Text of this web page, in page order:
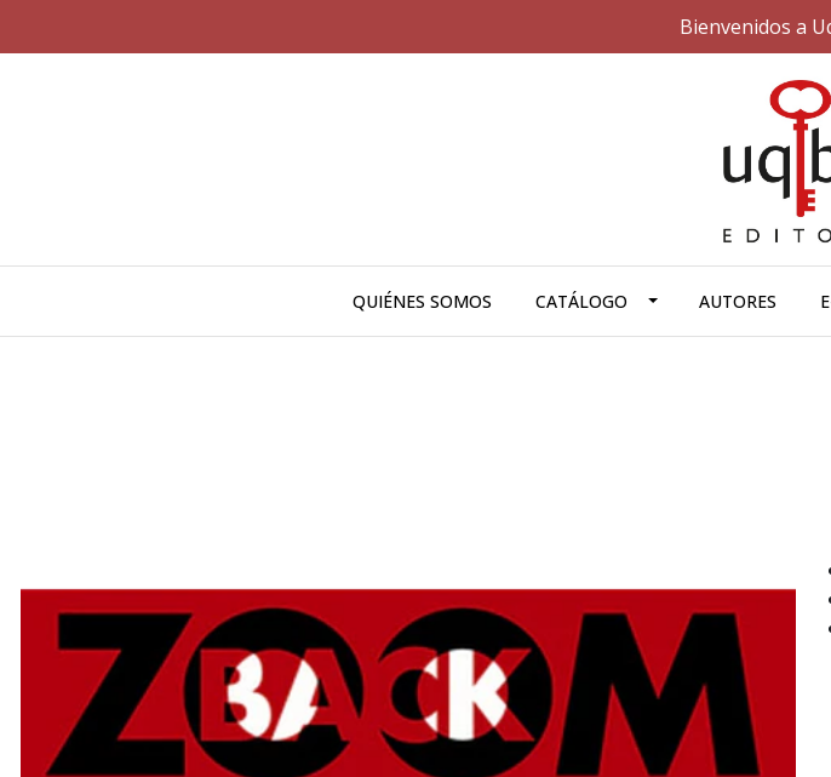
Bienvenidos a
QUIÉNES SOMOS CATÁLOGO AUTORES